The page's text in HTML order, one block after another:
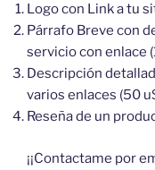
Logo con Link a tu
Párrafo Breve con
servicio con enlace
Descripción
varios enlaces (50
Reseña de un
¡¡Contactame por